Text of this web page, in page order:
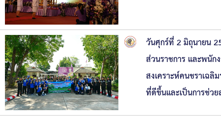
วันศุกร์ที่ 2 มิถุนายน
ส่วนราชการ และพนั
สงเคราะห์คนชราเฉ
ที่ดีขึ้นและเป็นการช่ว